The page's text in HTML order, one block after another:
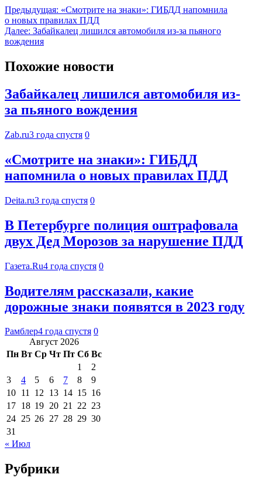
Предыдущая: «Смотрите на знаки»: ГИБДД напомнила
о новых правилах ПДД
Далее: Забайкалец лишился автомобиля из-за пьяного
вождения
Похожие новости
Забайкалец лишился автомобиля из-
за пьяного вождения
Zab.ru3 года спустя 0
«Смотрите на знаки»: ГИБДД
напомнила о новых правилах ПДД
Deita.ru3 года спустя 0
В Петербурге полиция оштрафовала
двух Дед Морозов за нарушение ПДД
Газета.Ru4 года спустя 0
Водителям рассказали, какие
дорожные знаки появятся в 2023 году
Рамблер4 года спустя 0
Август 2026
Пн Вт Ср Чт Пт Сб Вс
1
2
3
4 5 6 7 8
9
10 11 12 13 14 15 16
17 18 19 20 21 22 23
24 25 26 27 28 29 30
31
« Июл
Рубрики